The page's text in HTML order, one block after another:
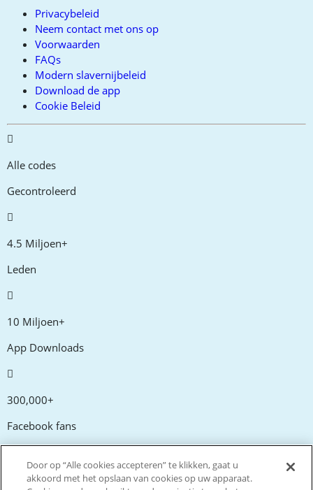
Privacybeleid
Neem contact met ons op
Voorwaarden
FAQs
Modern slavernijbeleid
Download de app
Cookie Beleid
Alle codes
Gecontroleerd
4.5 Miljoen+
Leden
10 Miljoen+
App Downloads
300,000+
Facebook fans
20,000+
Door op “Alle cookies accepteren” te klikken, gaat u
akkoord met het opslaan van cookies op uw apparaat.